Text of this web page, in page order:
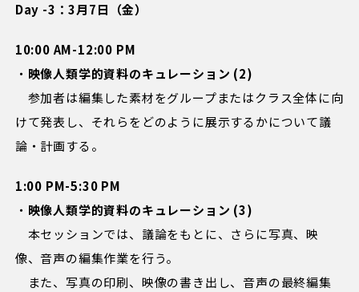
Day -3：3月7日（金）
10:00 AM-12:00 PM
・ 映像人類学的資料のキュレーション (2)
参加者は編集した素材をグループまたはクラス全体に向
けて発表し、それらをどのように展示するかについて議
論・計画する。
1:00 PM-5:30 PM
・ 映像人類学的資料のキュレーション (3)
本セッションでは、議論をもとに、さらに写真、映
像、音声の編集作業を行う。
また、写真の印刷、映像の書き出し、音声の最終編集